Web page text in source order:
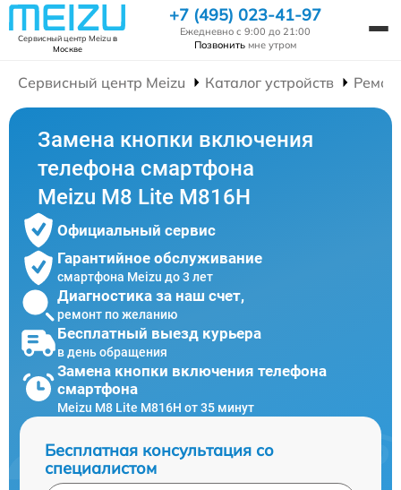
Сервисный центр Meizuв
Москве
+7 (495) 023-41-97
Ежедневно с 9:00 до 21:00
Позвонить мне утром
Сервисный центр Meizu Каталог устройств
Замена кнопки включения
телефона смартфона
Meizu M8 Lite M816H
Официальный сервис
Гарантийное обслуживание
смартфона Meizu до 3 лет
Диагностика за наш счет,
ремонт по желанию
Бесплатный выезд курьера
в день обращения
Замена кнопки включения телефона
смартфона
Meizu M8 Lite M816H от 35 минут
Бесплатная консультация со
специалистом